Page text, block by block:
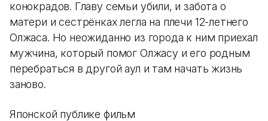
конокрадов. Главу семьи убили, и забота о
матери и сестрёнках легла на плечи 12-летнего
Олжаса. Но неожиданно из города к ним приехал
мужчина, который помог Олжасу и его родным
перебраться в другой аул и там начать жизнь
заново.
Японской публике фильм